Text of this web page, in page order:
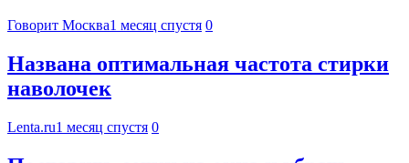
Говорит Москва1 месяц спустя 0
Названа оптимальная частота стирки
наволочек
Lenta.ru1 месяц спустя 0